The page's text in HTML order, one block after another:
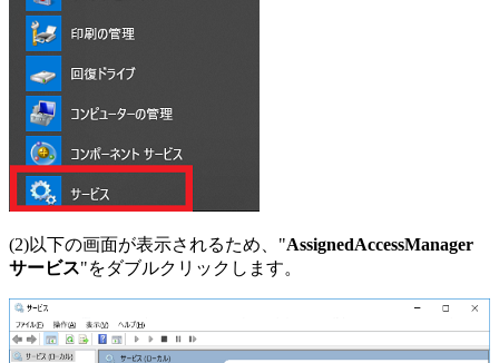
(2)以下の画面が表示されるため、"AssignedAccessManager
サービス"をダブルクリックします。